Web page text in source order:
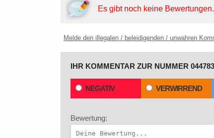
Es gibt noch keine Bewertungen.
Melde den illegalen / beleidigenden / unwahren
IHR KOMMENTAR ZUR NUMMER
NEGATIV VERWIRREND
Bewertung: